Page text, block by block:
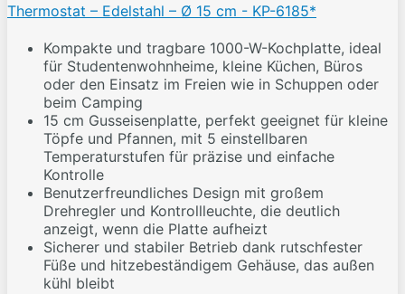
Thermostat – Edelstahl – Ø 15 cm - KP-6185*
Kompakte und tragbare 1000-W-Kochplatte, ideal
für Studentenwohnheime, kleine Küchen, Büros
oder den Einsatz im Freien wie in Schuppen oder
beim Camping
15 cm Gusseisenplatte, perfekt geeignet für kleine
Töpfe und Pfannen, mit 5 einstellbaren
Temperaturstufen für präzise und einfache
Kontrolle
Benutzerfreundliches Design mit großem
Drehregler und Kontrollleuchte, die deutlich
anzeigt, wenn die Platte aufheizt
Sicherer und stabiler Betrieb dank rutschfester
Füße und hitzebeständigem Gehäuse, das außen
kühl bleibt